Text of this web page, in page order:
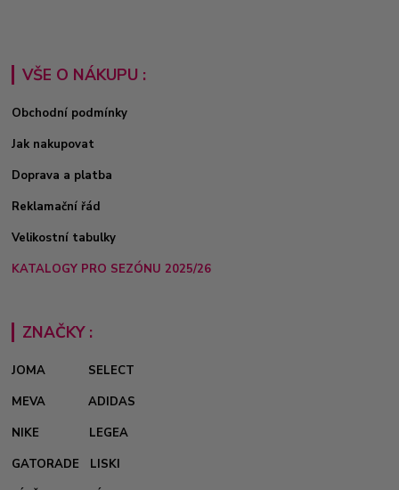
VŠE O NÁKUPU :
Obchodní podmínky
Jak nakupovat
Doprava a platba
Reklamační řád
Velikostní tabulky
KATALOGY PRO SEZÓNU 2025/26
ZNAČKY :
JOMA
SELECT
MEVA
ADIDAS
NIKE
LEGEA
GATORADE
LISKI